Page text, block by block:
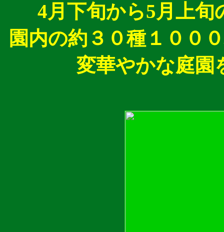
4月下旬から5月上
園内の約３０種１００
変華やかな庭園